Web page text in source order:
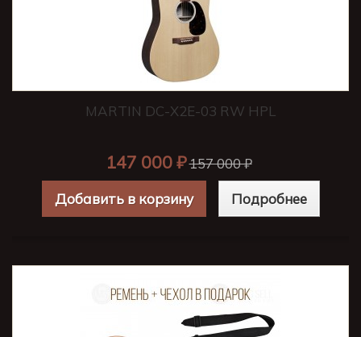
MARTIN DC-X2E-03 RW HPL
147 000 ₽157 000 ₽
Добавить в корзину Подробнее